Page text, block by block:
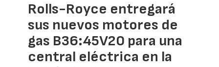
Rolls-Royce entregará
sus nuevos motores de
gas B36:45V20 para una
central eléctrica en la